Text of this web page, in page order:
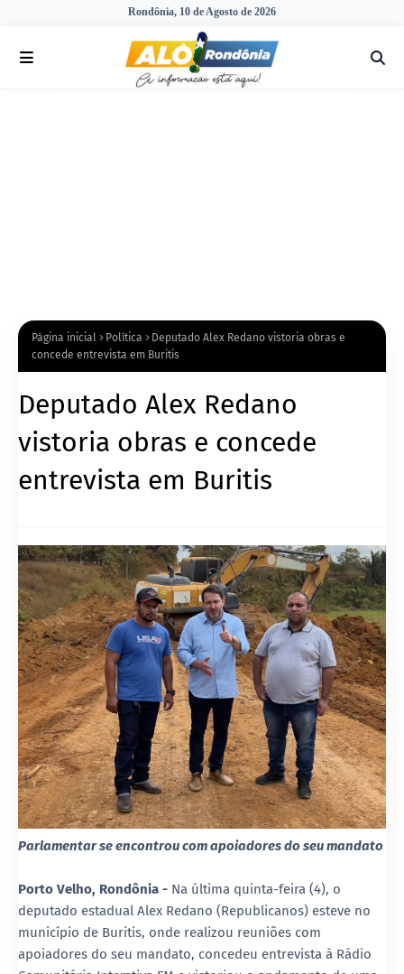
Rondônia, 10 de Agosto de 2026
Página inicial Política
Deputado Alex Redano vistoria obras e
concede entrevista em Buritis
Deputado Alex Redano
vistoria obras e concede
entrevista em Buritis
Parlamentar se encontrou com apoiadores do seu mandato
Porto Velho, Rondônia - Na última quinta-feira (4), o
deputado estadual Alex Redano (Republicanos) esteve no
município de Buritis, onde realizou reuniões com
apoiadores do seu mandato, concedeu entrevista à Rádio